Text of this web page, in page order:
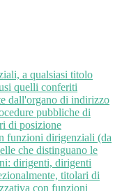
a qualsiasi titolo
quelli conferiti
dall'organo di indirizzo
pubbliche di
di posizione
funzioni dirigenziali (da
che distinguano le
dirigenti, dirigenti
titolari di
con funzioni